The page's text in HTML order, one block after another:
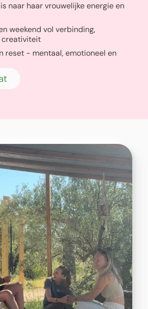
naar haar vrouwelijke energie en
weekend vol verbinding,
creativiteit
reset - mentaal, emotioneel en